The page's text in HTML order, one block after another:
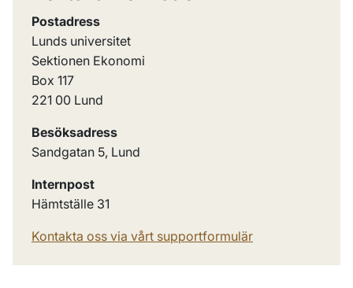
Postadress
Lunds universitet
Sektionen Ekonomi
Box 117
221 00 Lund
Besöksadress
Sandgatan 5, Lund
Internpost
Hämtställe 31
Kontakta oss via vårt supportformulär